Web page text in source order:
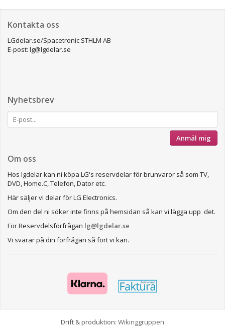
Kontakta oss
LGdelar.se/Spacetronic STHLM AB
E-post: lg@lgdelar.se
Nyhetsbrev
Anmäl mig
Om oss
Hos lgdelar kan ni köpa LG's reservdelar för brunvaror så som TV,
DVD, Home.C, Telefon, Dator etc.
Här säljer vi delar för LG Electronics.
Om den del ni söker inte finns på hemsidan så kan vi lägga upp det.
För Reservdelsförfrågan lg@lgdelar.se
Vi svarar på din förfrågan så fort vi kan.
Drift & produktion: Wikinggruppen